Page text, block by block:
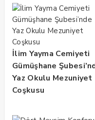
Unutulmadı
İlim Yayma Cemiyeti
Gümüşhane
Yaz Okulu Mezuniyet
Coşkusu